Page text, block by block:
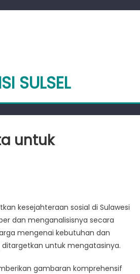
SULSEL
untuk
kesejahteraan sosial di Sulawesi
dan menganalisisnya secara
mengenai kebutuhan dan
untuk mengatasinya.
gambaran komprehensif